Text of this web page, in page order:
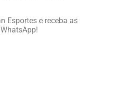
Esportes e receba as